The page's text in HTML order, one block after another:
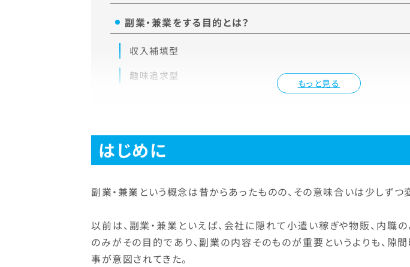
もっと見る
副業・兼業をする目的とは？
収入補填型
趣味追求型
はじめに
副業・兼業という概念は昔からあったものの、その意味合いは少しずつ
以前は、副業・兼業といえば、会社に隠れて小遣い稼ぎや物販、内職
のみがその目的であり、副業の内容そのものが重要というよりも、隙
事が意図されてきた。